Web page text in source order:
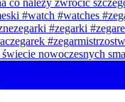
nowoczesnych